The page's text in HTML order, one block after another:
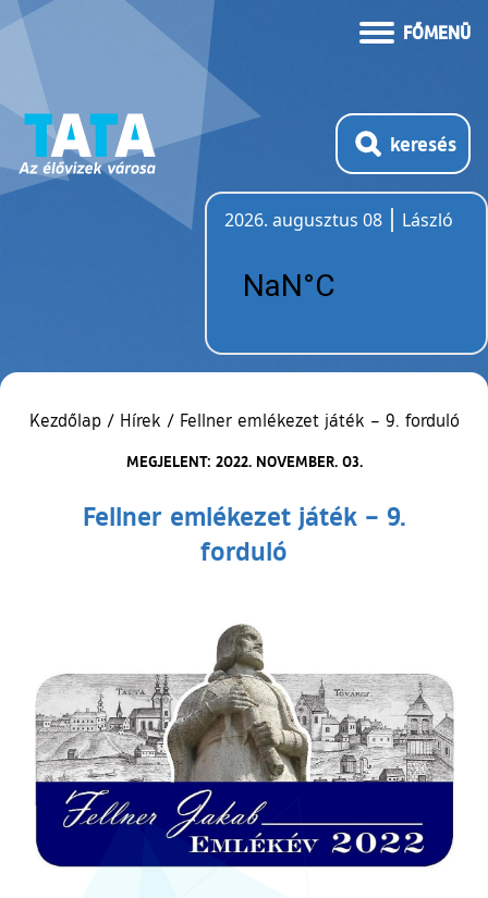
FŐMENÜ
keresés
2026. augusztus 08
László
Kezdőlap / Hírek / Fellner emlékezet játék – 9. forduló
MEGJELENT: 2022. NOVEMBER. 03.
Fellner emlékezet játék – 9.
forduló